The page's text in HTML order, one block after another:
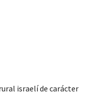
israelí de carácter